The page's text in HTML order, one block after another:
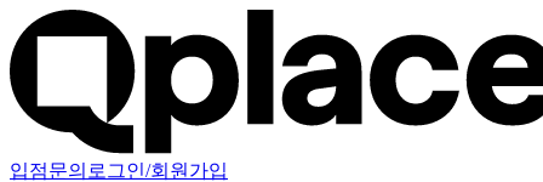
입점문의 로그인/회원가입